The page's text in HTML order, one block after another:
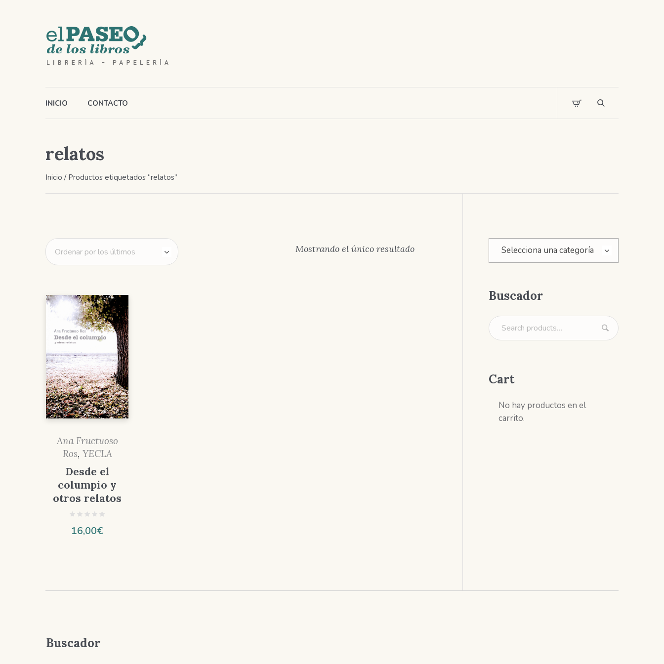
INICIO CONTACTO
relatos
Inicio / Productos etiquetados “relatos”
Mostrando el único resultado
Ana Fructuoso
Ros, YECLA
Desde el
columpio y
otros relatos
16,00€
Selecciona una categoría
Buscador
Cart
No hay productos en el
carrito.
Buscador